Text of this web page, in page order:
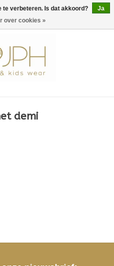
0 Artikelen - €0,00
demi
te verbeteren. Is dat akkoord?
Ja
over cookies »